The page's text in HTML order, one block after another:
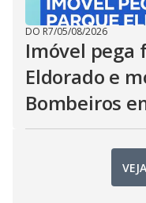
DO R7/05/08/2026
Imóvel pega
Eldorado e
Bombeiros